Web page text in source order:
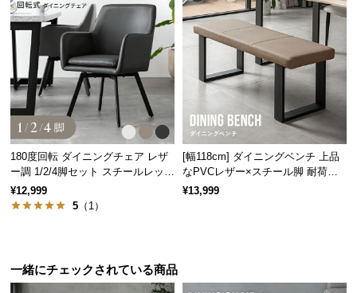
ル
に
つ
い
て
保
証
に
つ
い
て
員
規
180度回転 ダイニングチェア レザ
ー調 1/2/4脚セット スチールレッグ
ブラック脚
¥12,999
5 （1）
[幅118cm] ダイニングベンチ 上品
なPVCレザー×スチール脚 耐荷重2
00kg
¥13,999
一緒にチェックされている商品